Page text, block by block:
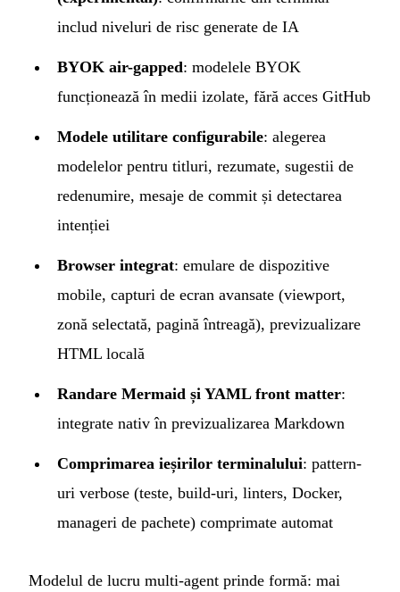
includ niveluri de risc generate de IA
BYOK air-gapped: modelele BYOK
funcționează în medii izolate, fără acces GitHub
Modele utilitare configurabile: alegerea
modelelor pentru titluri, rezumate, sugestii de
redenumire, mesaje de commit și detectarea
intenției
Browser integrat: emulare de dispozitive
mobile, capturi de ecran avansate (viewport,
zonă selectată, pagină întreagă), previzualizare
HTML locală
Randare Mermaid și YAML front matter:
integrate nativ în previzualizarea Markdown
Comprimarea ieșirilor terminalului: pattern-
uri verbose (teste, build-uri, linters, Docker,
manageri de pachete) comprimate automat
Modelul de lucru multi-agent prinde formă: mai